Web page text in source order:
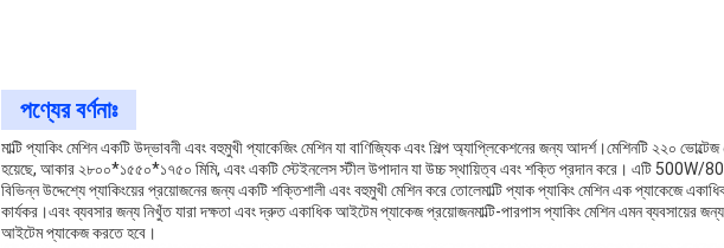
পণ্যের বর্ণনাঃ
মাল্টি প্যাকিং মেশিন একটি উদ্ভাবনী এবং বহুমুখী প্যাকেজিং মেশিন যা বাণিজ্যিক এবং শিল্প অ্যাপ্লিকেশনের জন্য আদর্শ।মেশিনটি ২২০
হয়েছে, আকার ২৮০০*১৫৫০*১৭৫০ মিমি, এবং একটি স্টেইনলেস স্টীল উপাদান যা উচ্চ স্থায়িত্ব এবং শক্তি প্রদান করে। এটি 500W/
বিভিন্ন উদ্দেশ্যে প্যাকিংয়ের প্রয়োজনের জন্য একটি শক্তিশালী এবং বহুমুখী মেশিন করে তোলেমাল্টি প্যাক প্যাকিং মেশিন এক প্যাকেজে
কার্যকর।এবং ব্যবসার জন্য নিখুঁত যারা দক্ষতা এবং দ্রুত একাধিক আইটেম প্যাকেজ প্রয়োজনমাল্টি-পারপাস প্যাকিং মেশিন এমন ব্যবসায়ের
আইটেম প্যাকেজ করতে হবে।